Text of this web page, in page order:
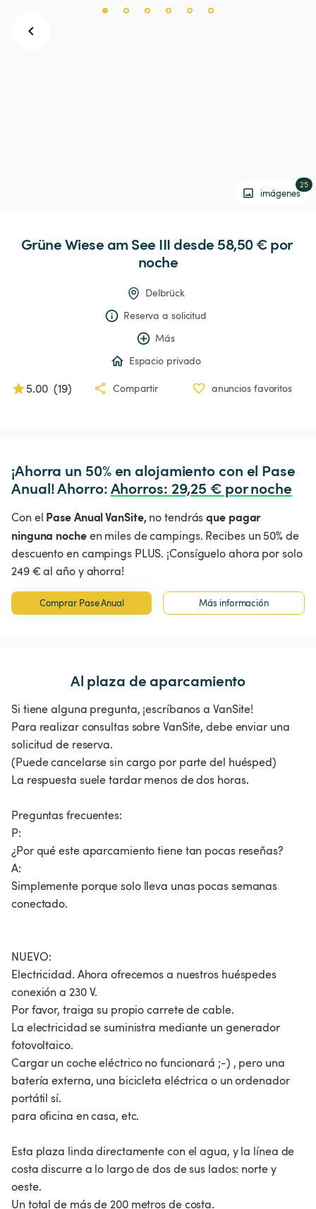
imágenes
25
GrüneWieseam See III desde 58,50 € por
noche
Delbrück
Reserva a solicitud
Más
Espacio privado
5.00 (19) Compartir anuncios favoritos
¡Ahorra un 50% en alojamiento con el Pase
Anual! Ahorro: Ahorros: 29,25 € por noche
Con el Pase Anual VanSite, no tendrásque pagar
ninguna nocheen miles de campings. Recibes un 50% de
descuento en campings PLUS. ¡Consíguelo ahora por solo
249 € al año y ahorra!
Comprar Pase Anual Más información
Al plaza de aparcamiento
Si tiene alguna pregunta, ¡escríbanos a VanSite!
Para realizar consultas sobre VanSite, debe enviar una
solicitud de reserva.
(Puede cancelarse sin cargo por parte del huésped)
La respuesta suele tardar menos de dos horas.
Preguntas frecuentes:
P:
¿Por qué este aparcamiento tiene tan pocas reseñas?
A:
Simplemente porque solo lleva unas pocas semanas
conectado.
NUEVO:
Electricidad. Ahora ofrecemos a nuestros huéspedes
conexión a 230 V.
Por favor, traiga su propio carrete de cable.
La electricidad se suministra mediante un generador
fotovoltaico.
Cargar un coche eléctrico no funcionará ;-) , pero una
batería externa, una bicicleta eléctrica o un ordenador
portátil sí.
para oficina en casa, etc.
Esta plaza linda directamente con el agua, y la línea de
costa discurre a lo largo de dos de sus lados: norte y
oeste.
Un total de más de 200 metros de costa.